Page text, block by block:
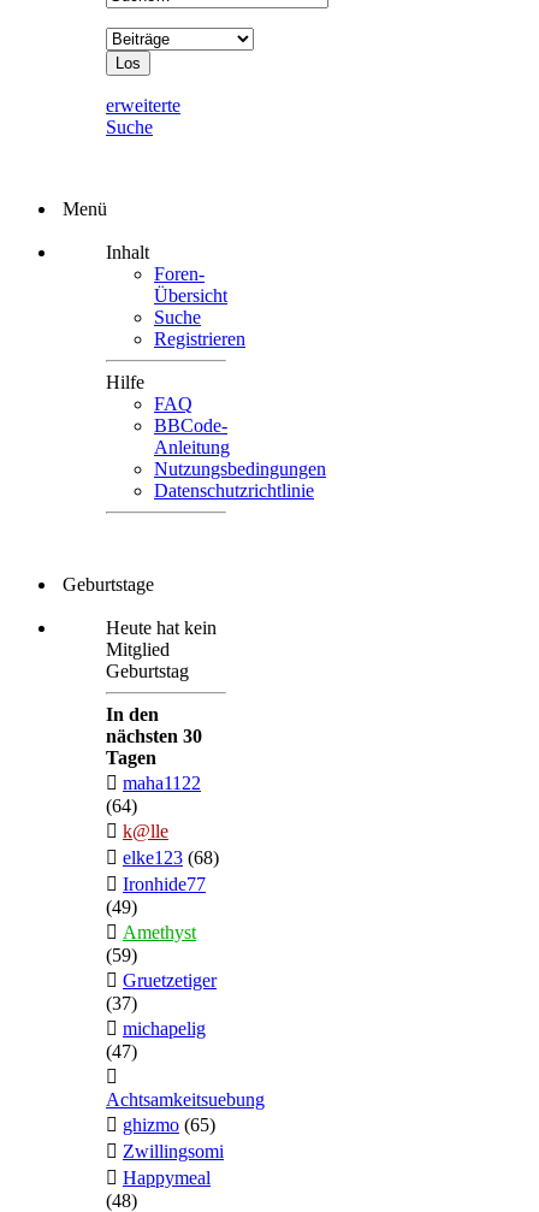
erweiterte
Suche
Menü
Inhalt
Foren-
Übersicht
Suche
Registrieren
Hilfe
FAQ
BBCode-
Anleitung
Nutzungsbedingungen
Datenschutzrichtlinie
Geburtstage
Heute hat kein
Mitglied
Geburtstag
In den
nächsten 30
Tagen
maha1122
(64)
k@lle
elke123 (68)
Ironhide77
(49)
Amethyst
(59)
Gruetzetiger
(37)
michapelig
(47)
Achtsamkeitsuebung
ghizmo (65)
Zwillingsomi
Happymeal
(48)